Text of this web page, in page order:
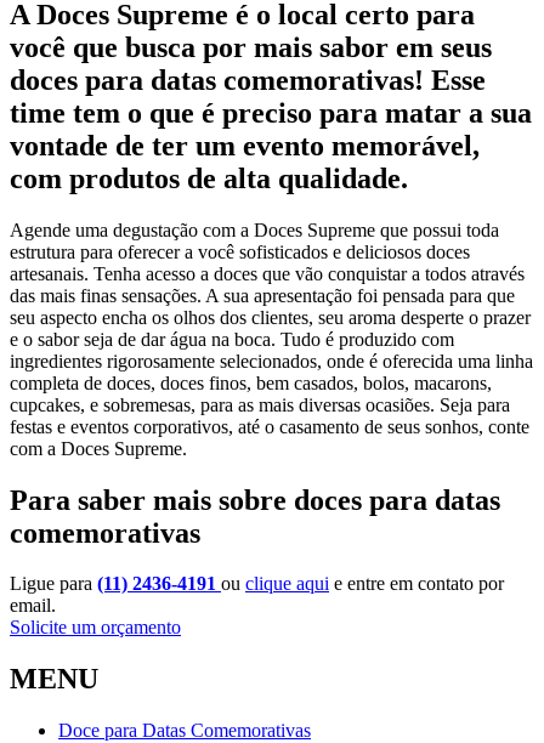
A Doces Supreme é o local certo para
você que busca por mais sabor em seus
doces para datas comemorativas! Esse
time tem o que é preciso para matar a sua
vontade de ter um evento memorável,
com produtos de alta qualidade.
Agende uma degustação com a Doces Supreme que possui toda
estrutura para oferecer a você sofisticados e deliciosos doces
artesanais. Tenha acesso a doces que vão conquistar a todos através
das mais finas sensações. A sua apresentação foi pensada para que
seu aspecto encha os olhos dos clientes, seu aroma desperte o prazer
e o sabor seja de dar água na boca. Tudo é produzido com
ingredientes rigorosamente selecionados, onde é oferecida uma linha
completa de doces, doces finos, bem casados, bolos, macarons,
cupcakes, e sobremesas, para as mais diversas ocasiões. Seja para
festas e eventos corporativos, até o casamento de seus sonhos, conte
com a Doces Supreme.
Para saber mais sobre doces para datas
comemorativas
Ligue para (11) 2436-4191 ou clique aqui e entre em contato por
email.
Solicite um orçamento
MENU
Doce para Datas Comemorativas